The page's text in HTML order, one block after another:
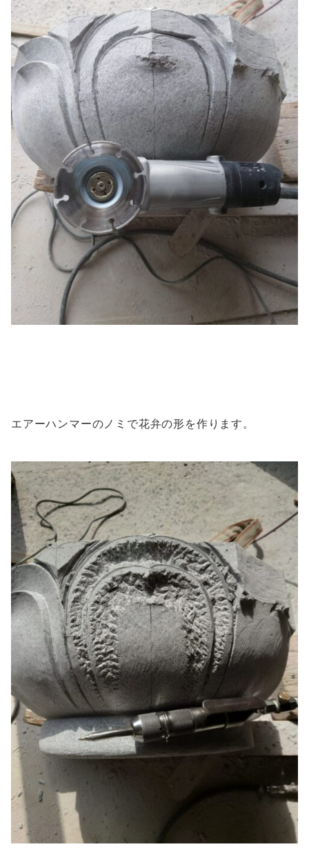
エアーハンマーのノミで花弁の形を作ります。